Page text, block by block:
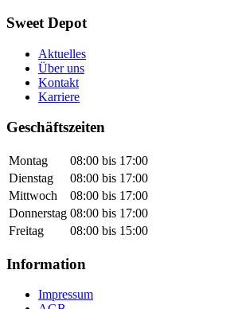
Sweet Depot
Aktuelles
Über uns
Kontakt
Karriere
Geschäftszeiten
Montag
08:00 bis 17:00
Dienstag
08:00 bis 17:00
Mittwoch
08:00 bis 17:00
Donnerstag 08:00 bis 17:00
Freitag
08:00 bis 15:00
Information
Impressum